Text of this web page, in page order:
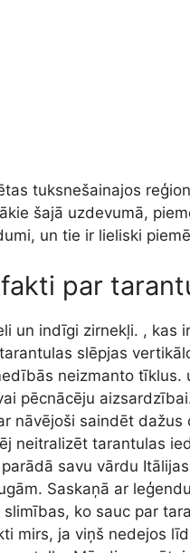
tuksnešainajos
šajā uzdevumā,
un tie ir lieliski
par
un indīgi zirnekļi. , kas
slēpjas
neizmanto tīklus.
pēcnācēju
nāvējoši saindēt
neitralizēt tarantulas
savu vārdu
Saskaņā ar
ko sauc par
mirs, ja viņš nedejos